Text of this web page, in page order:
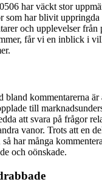
har väckt stor
som har blivit uppringda
och upplevelser från
får vi en inblick i
bland kommentarerna är
till
att svara på frågor
vanor. Trots att en
har många
och oönskade.